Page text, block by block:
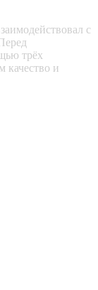
с
трёх
качество и